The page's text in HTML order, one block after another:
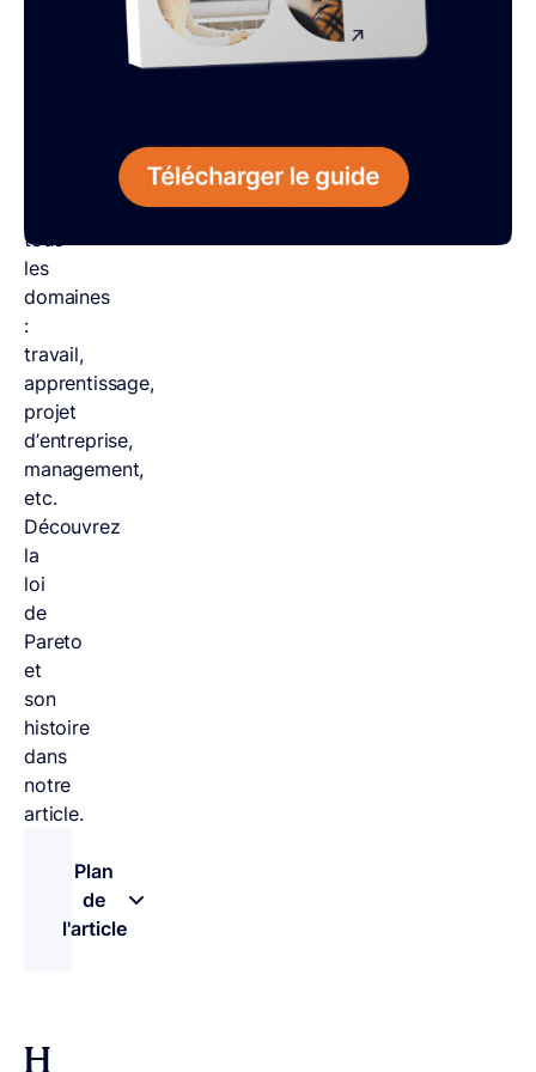
tous
les
domaines
:
travail,
apprentissage,
projet
d’entreprise,
management,
etc.
Découvrez
la
loi
de
Pareto
et
son
histoire
dans
notre
article.
Plan
de
l'article
H